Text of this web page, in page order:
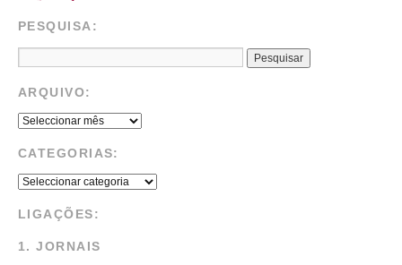
PESQUISA:
ARQUIVO:
CATEGORIAS:
LIGAÇÕES:
1. JORNAIS